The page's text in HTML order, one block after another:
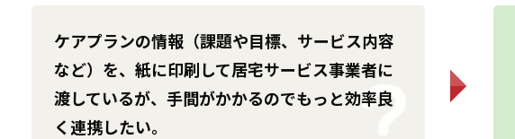
ケアプランの情報（課題や目標、サービス内容
など）を、紙に印刷して居宅サービス事業者に
渡しているが、手間がかかるのでもっと効率良
く連携したい。